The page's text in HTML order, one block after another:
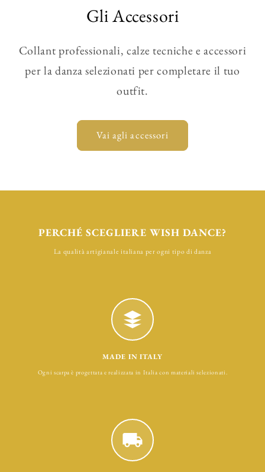
Gli Accessori
Collant professionali, calze tecniche e accessori
per la danza selezionati per completare il tuo
outfit.
Vai agli accessori
PERCHÉ SCEGLIERE WISH DANCE?
La qualità artigianale italiana per ogni tipo di danza
MADE IN ITALY
Ogni scarpa è progettata e realizzata in Italia con materiali selezionati.